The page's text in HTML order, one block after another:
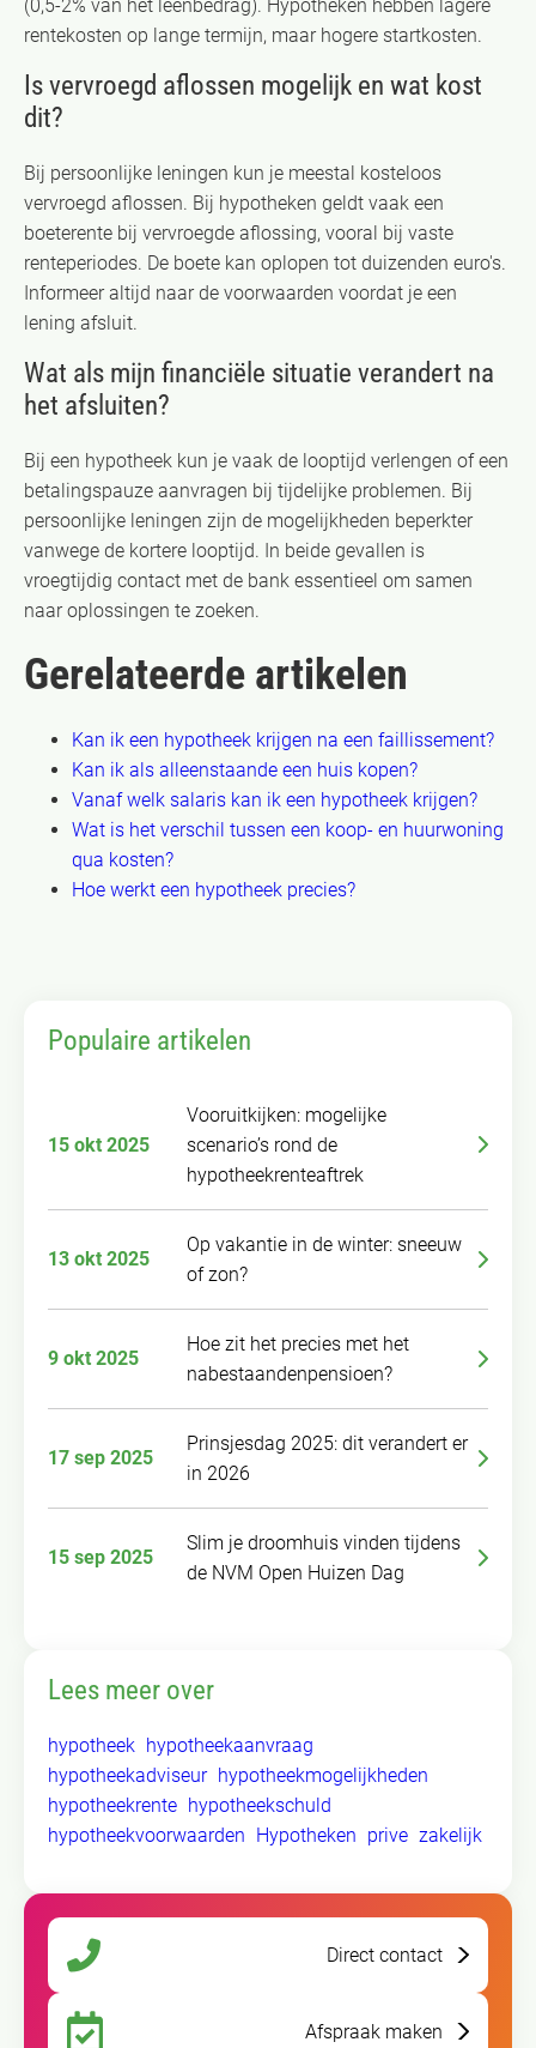
(0,5-2% van het leenbedrag). Hypotheken hebben lagere
rentekosten op lange termijn, maar hogere startkosten.
Is vervroegd aflossen mogelijk en wat kost
dit?
Bij persoonlijke leningen kun je meestal kosteloos
vervroegd aflossen. Bij hypotheken geldt vaak een
boeterente bij vervroegde aflossing, vooral bij vaste
renteperiodes. De boete kan oplopen tot duizenden euro's.
Informeer altijd naar de voorwaarden voordat je een
lening afsluit.
Wat als mijn financiële situatie verandert na
het afsluiten?
Bij een hypotheek kun je vaak de looptijd verlengen of een
betalingspauze aanvragen bij tijdelijke problemen. Bij
persoonlijke leningen zijn de mogelijkheden beperkter
vanwege de kortere looptijd. In beide gevallen is
vroegtijdig contact met de bank essentieel om samen
naar oplossingen te zoeken.
Gerelateerde artikelen
Kan ik een hypotheek krijgen na een faillissement?
Kan ik als alleenstaande een huis kopen?
Vanaf welk salaris kan ik een hypotheek krijgen?
Wat is het verschil tussen een koop- en huurwoning
qua kosten?
Hoe werkt een hypotheek precies?
Populaire artikelen
15 okt 2025
Vooruitkijken: mogelijke
scenario’s rond de
hypotheekrenteaftrek
13 okt 2025
Op vakantie in de winter: sneeuw
of zon?
9 okt 2025
Hoe zit het precies met het
nabestaandenpensioen?
17 sep 2025
Prinsjesdag 2025: dit verandert er
in 2026
15 sep 2025
Slim je droomhuis vinden tijdens
de NVM Open Huizen Dag
Lees meer over
hypotheek hypotheekaanvraag
hypotheekadviseur hypotheekmogelijkheden
hypotheekrente hypotheekschuld
hypotheekvoorwaarden Hypotheken prive zakelijk
Direct contact
Afspraak maken